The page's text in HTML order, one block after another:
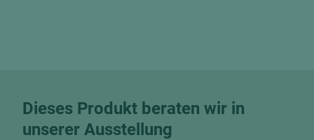
Dieses Produkt beraten wir in
unserer Ausstellung